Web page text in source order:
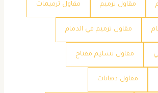
مقاول ترميم مقاول ترميمات
مقاول ترميم في الدمام
مقاول تسليم مفتاح
مقاول دهانات